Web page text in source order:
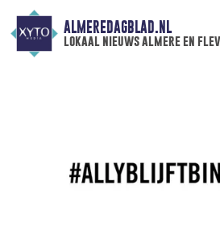
ALMEREDAGBLAD.NL
lokaal nieuws almere en